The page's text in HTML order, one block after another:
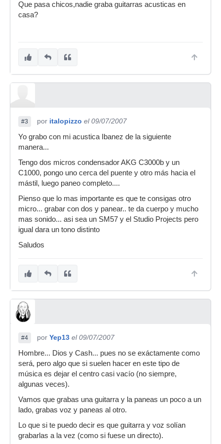
Que pasa chicos,nadie graba guitarras acusticas en
casa?
#3 por italopizzo el 09/07/2007
Yo grabo con mi acustica Ibanez de la siguiente
manera...
Tengo dos micros condensador AKG C3000b y un
C1000, pongo uno cerca del puente y otro más hacia el
mástil, luego paneo completo....
Pienso que lo mas importante es que te consigas otro
micro... grabar con dos y panear.. te da cuerpo y mucho
mas sonido... asi sea un SM57 y el Studio Projects pero
igual dara un tono distinto
Saludos
#4 por Yep13 el 09/07/2007
Hombre... Dios y Cash... pues no se exáctamente como
será, pero algo que si suelen hacer en este tipo de
música es dejar el centro casi vacío (no siempre,
algunas veces).
Vamos que grabas una guitarra y la paneas un poco a un
lado, grabas voz y paneas al otro.
Lo que si te puedo decir es que guitarra y voz solían
grabarlas a la vez (como si fuese un directo).